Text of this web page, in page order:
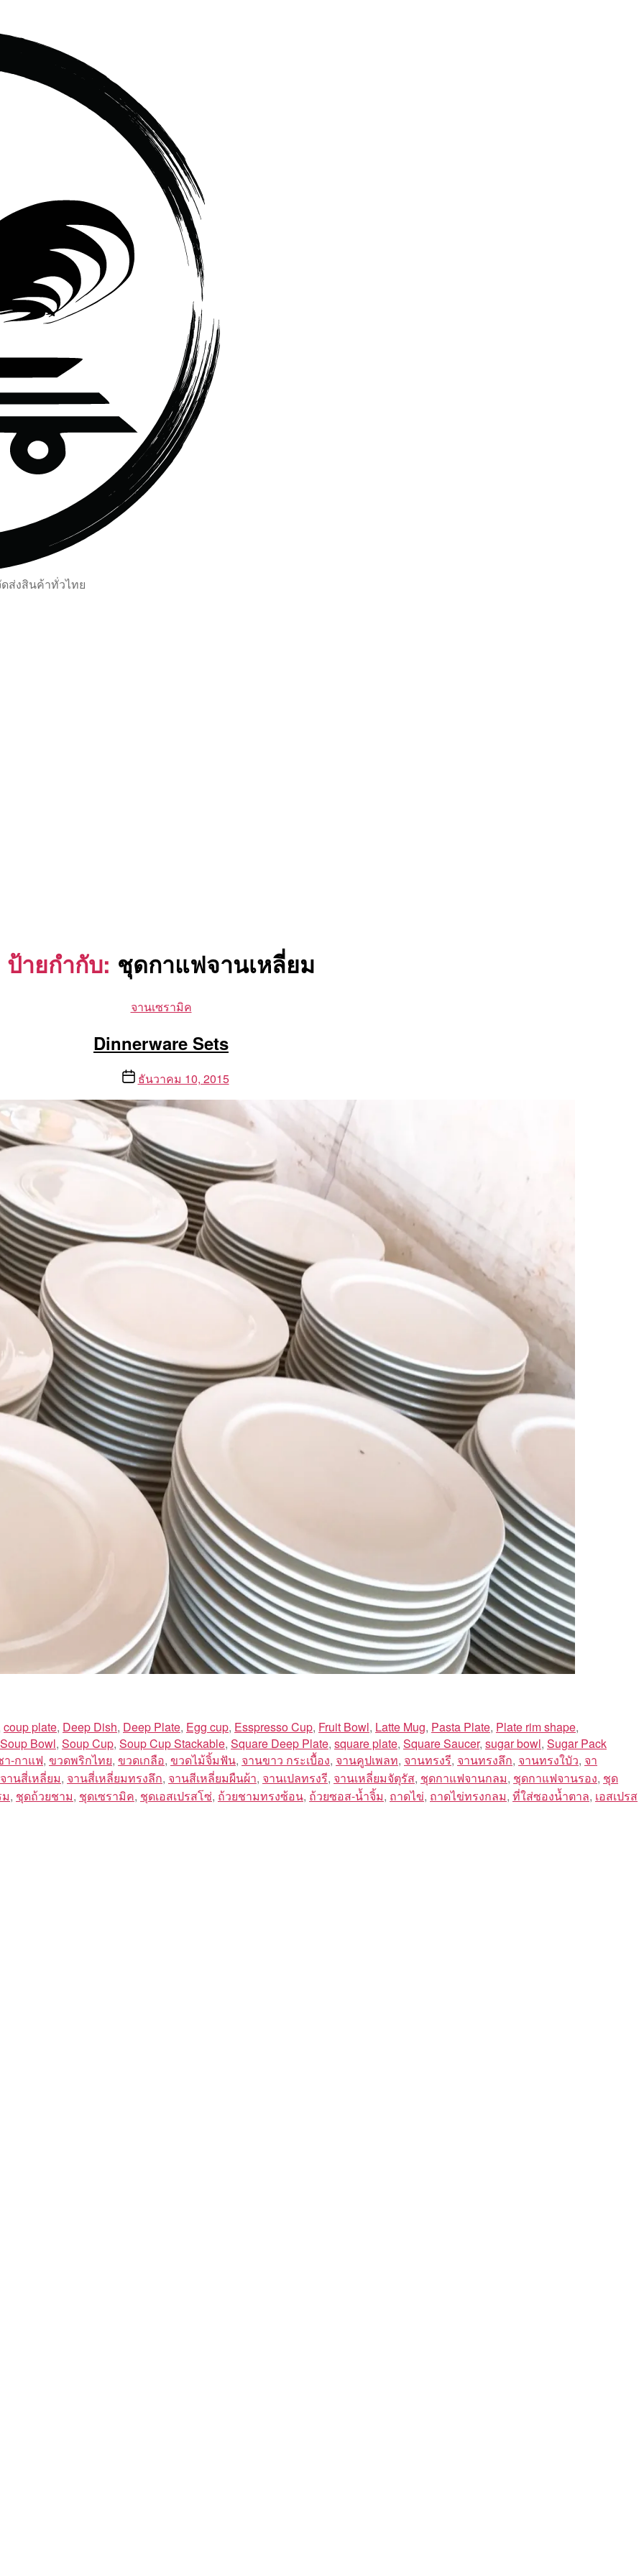
ส่งสินค้าทั่วไทย
ป้ายกำกับ: ชุดกาแฟจานเหลี่ยม
Categories
จานเซรามิค
Dinnerware Sets
Postธันวาคม 10, 2015
coup plate, Deep Dish, Deep Plate, Egg cup, Esspresso Cup, Fruit Bowl, Latte Mug, Pasta Plate, Plate rim shape,
Soup Bowl, Soup Cup, Soup Cup Stackable, Square Deep Plate, square plate, Square Saucer, sugar bowl, Sugar Pack
า-กาแฟ, ขวดพริกไทย, ขวดเกลือ, ขวดไม้จิ้มฟัน, จานขาว กระเบื้อง, จานคูปเพลท, จานทรงรี, จานทรงลึก, จานทรงใบัว, จา
จานสี่เหลี่ยม, จานสี่เหลี่ยมทรงลึก, จานสีเหลี่ยมผืนผ้า, จานเปลทรงรี, จานเหลี่ยมจัตุรัส, ชุดกาแฟจานกลม, ชุดกาแฟจานรอง, ชุด
, ชุดถ้วยชาม, ชุดเซรามิค, ชุดเอสเปรสโซ่, ถ้วยชามทรงซ้อน, ถ้วยซอส-น้ำจิ้ม, ถาดไข่, ถาดไข่ทรงกลม, ที่ใส่ซองน้ำตาล, เอสเปรส